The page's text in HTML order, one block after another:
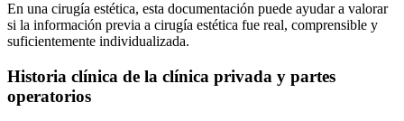
En una cirugía estética, esta documentación puede ayudar a valorar
si la información previa a cirugía estética fue real, comprensible y
suficientemente individualizada.
Historia clínica de la clínica privada y partes
operatorios